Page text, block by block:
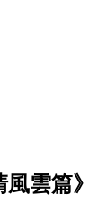
雲篇》